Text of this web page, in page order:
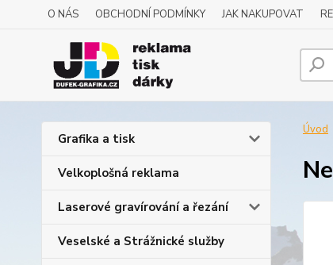
O NÁS OBCHODNÍ PODMÍNKY JAK NAKUPOVAT
Grafika a tisk
Velkoplošná reklama
Laserové gravírování a řezání
Veselské a Strážnické služby
Úvod